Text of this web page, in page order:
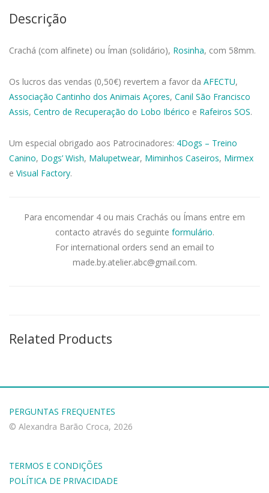
Descrição
Crachá (com alfinete) ou Íman (solidário), Rosinha, com 58mm.
Os lucros das vendas (0,50€) revertem a favor da AFECTU,
Associação Cantinho dos Animais Açores, Canil São Francisco
Assis, Centro de Recuperação do Lobo Ibérico e Rafeiros SOS.
Um especial obrigado aos Patrocinadores: 4Dogs – Treino
Canino, Dogs’ Wish, Malupetwear, Miminhos Caseiros, Mirmex
e Visual Factory.
Para encomendar 4 ou mais Crachás ou Ímans entre em
contacto através do seguinte formulário.
For international orders send an email to
made.by.atelier.abc@gmail.com.
Related Products
PERGUNTAS FREQUENTES
© Alexandra Barão Croca, 2026
TERMOS E CONDIÇÕES
POLÍTICA DE PRIVACIDADE